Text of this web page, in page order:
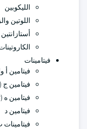
الليكوبين
اللوتين
أستازانتين
فيتامينات
فيتامين أ
فيتامين
فيتامين ه
فيتامين د
فيتامينات